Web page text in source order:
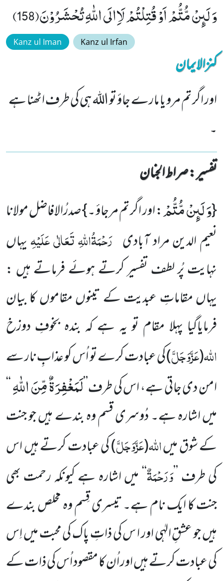
وَ لَىٕنْ مُّتُّمْ اَوْ قُتِلْتُمْ لَاِالَى اللّٰهِ تُحْشَرُوْنَ(158)
Kanz ul Iman Kanz ul Irfan
کنزالایمان
اور اگر تم مرو یا مارے جاؤ تو اللہ ہی کی طرف اٹھنا ہے
۔
تفسیر : ‎صراط الجنان
{وَ لَىٕنْ مُّتُّمْ: اور اگر تم مرجاؤ ۔ } صدرُالافاضل مولانا
نعیم الدین مراد آبادی رَحْمَۃُاللہِ تَعَالٰی عَلَیْہِیہاں
نہایت پُر لطف تفسیر کرتے ہوئے فرماتے ہیں :
یہاں مقاماتِ عبدیت کے تینوں مقاموں کا بیان
فرمایاگیا پہلا مقام تو یہ ہے کہ بندہ بخوفِ دوزخ
اللہ(عَزَّوَجَلَّ) کی عبادت کرے تو اُس کو عذابِ نار سے
امن دی جاتی ہے، اس کی طرف’’لَمَغْفِرَةٌ مِّنَ اللّٰهِ‘‘
میں اشارہ ہے۔ دُوسری قسم وہ بندے ہیں جو جنت
کے شوق میںاللہ(عَزَّوَجَلَّ) کی عبادت کرتے ہیں اس
کی طرف ’’وَرَحْمَۃٌ‘‘میں اشارہ ہے کیونکہ رحمت بھی
جنت کا ایک نام ہے۔ تیسری قِسم وہ مخلص بندے
ہیں جو عشقِ الہٰی اور ا س کی ذاتِ پاک کی محبت میں اِس
کی عبادت کرتے ہیں اور اُن کا مقصود اُس کی ذات کے